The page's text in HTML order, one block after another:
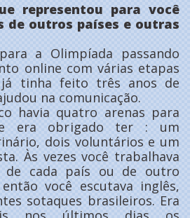
representou para você
de outros países e outras
a Olimpíada passando
online com várias etapas
tinha feito três anos de
na comunicação.
havia quatro arenas para
era obrigado ter : um
dois voluntários e um
Às vezes você trabalhava
de cada país ou de outro
você escutava inglês,
sotaques brasileiros. Era